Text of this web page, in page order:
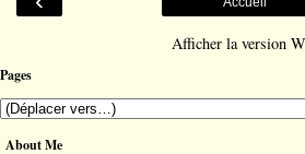
Afficher la version
Pages
About Me